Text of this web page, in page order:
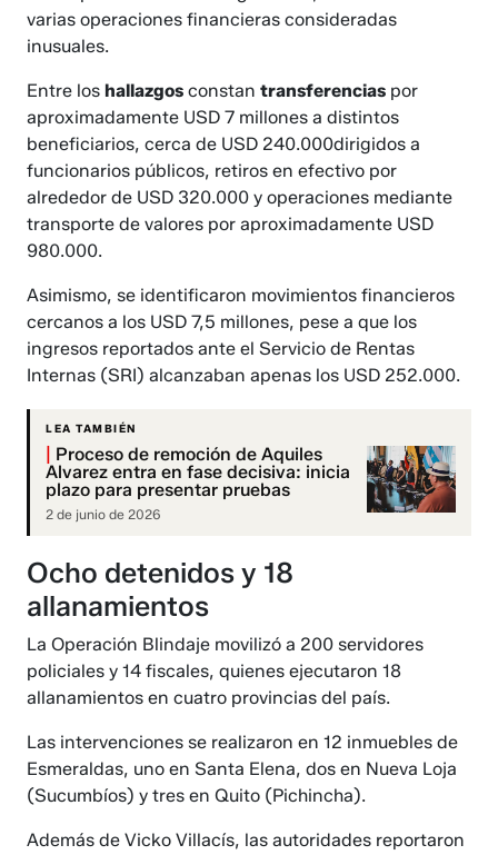
varias operaciones financieras consideradas
inusuales.
Entre los hallazgos constantransferencias por
aproximadamente USD 7 millones a distintos
beneficiarios, cerca de USD 240.000dirigidos a
funcionarios públicos, retiros en efectivo por
alrededor de USD 320.000 y operaciones mediante
transporte de valores por aproximadamente USD
980.000.
Asimismo, se identificaron movimientos financieros
cercanos a los USD 7,5 millones, pese a que los
ingresos reportados ante el Servicio de Rentas
Internas (SRI) alcanzaban apenas los USD 252.000.
LEA TAMBIÉN
Proceso de remoción de Aquiles
Alvarez entra en fase decisiva: inicia
plazo para presentar pruebas
2 de junio de 2026
Ocho detenidos y 18
allanamientos
La Operación Blindaje movilizó a 200 servidores
policiales y 14 fiscales, quienes ejecutaron 18
allanamientos en cuatro provincias del país.
Las intervenciones se realizaron en 12 inmuebles de
Esmeraldas, uno en Santa Elena, dos en Nueva Loja
(Sucumbíos) y tres en Quito (Pichincha).
Además de Vicko Villacís, las autoridades reportaron